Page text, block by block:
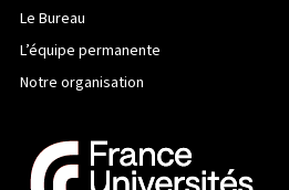
Le Bureau
L’équipe permanente
Notre organisation